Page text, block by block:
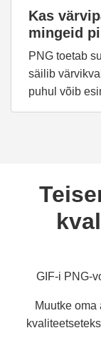
Kas
mingeid
PNG toetab
säilib
puhul võib
GIF-i PNG-
Muutke